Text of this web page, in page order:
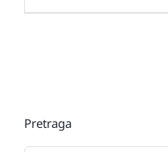
Pretraga